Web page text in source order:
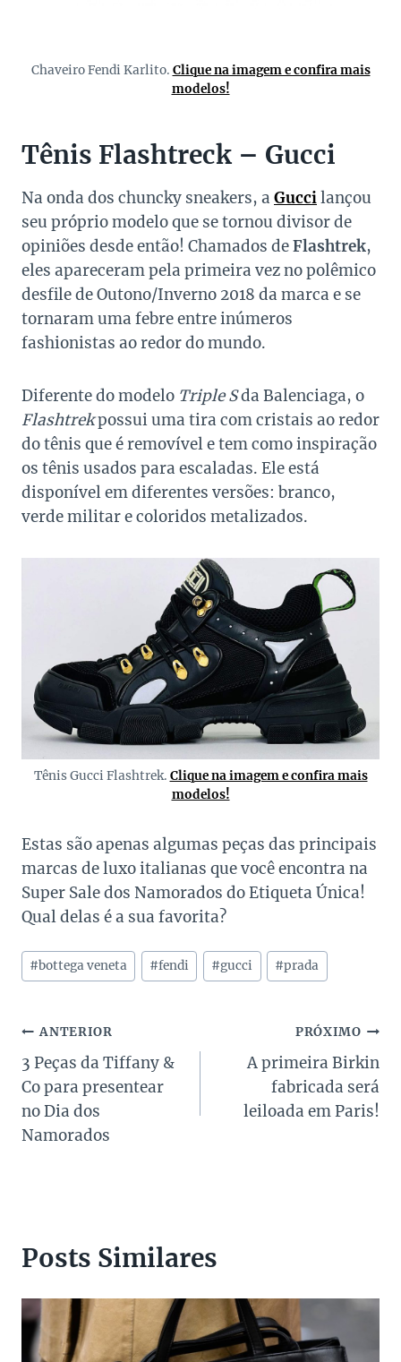
Chaveiro Fendi Karlito. Clique na imagem e confira mais
modelos!
Tênis Flashtreck – Gucci
Na onda dos chuncky sneakers, a Guccilançou
seu próprio modelo que se tornou divisor de
opiniões desde então! Chamados deFlashtrek,
eles apareceram pela primeira vez no polêmico
desfile de Outono/Inverno 2018 da marca e se
tornaram uma febre entre inúmeros
fashionistas ao redor do mundo.
Diferente do modelo Triple Sda Balenciaga, o
Flashtrekpossui uma tira com cristais ao redor
do tênis que é removível e tem como inspiração
os tênis usados para escaladas. Ele está
disponível em diferentes versões: branco,
verde militar e coloridos metalizados.
Tênis Gucci Flashtrek. Clique na imagem e confira mais
modelos!
Estas são apenas algumas peças das principais
marcas de luxo italianas que você encontra na
Super Sale dos Namorados do Etiqueta Única!
Qual delas é a sua favorita?
Tags
do
#bottega veneta #fendi #gucci #prada
Navegação
de
Post
ANTERIOR
3 Peças da Tiffany &
Co para presentear
no Dia dos
Namorados
PRÓXIMO
A primeira Birkin
fabricada será
leiloada em Paris!
Posts Similares